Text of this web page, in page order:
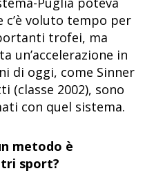
c’è voluto tempo per
trofei, ma
un’accelerazione in
di oggi, come Sinner
(classe 2002), sono
con quel sistema.
metodo è
sport?